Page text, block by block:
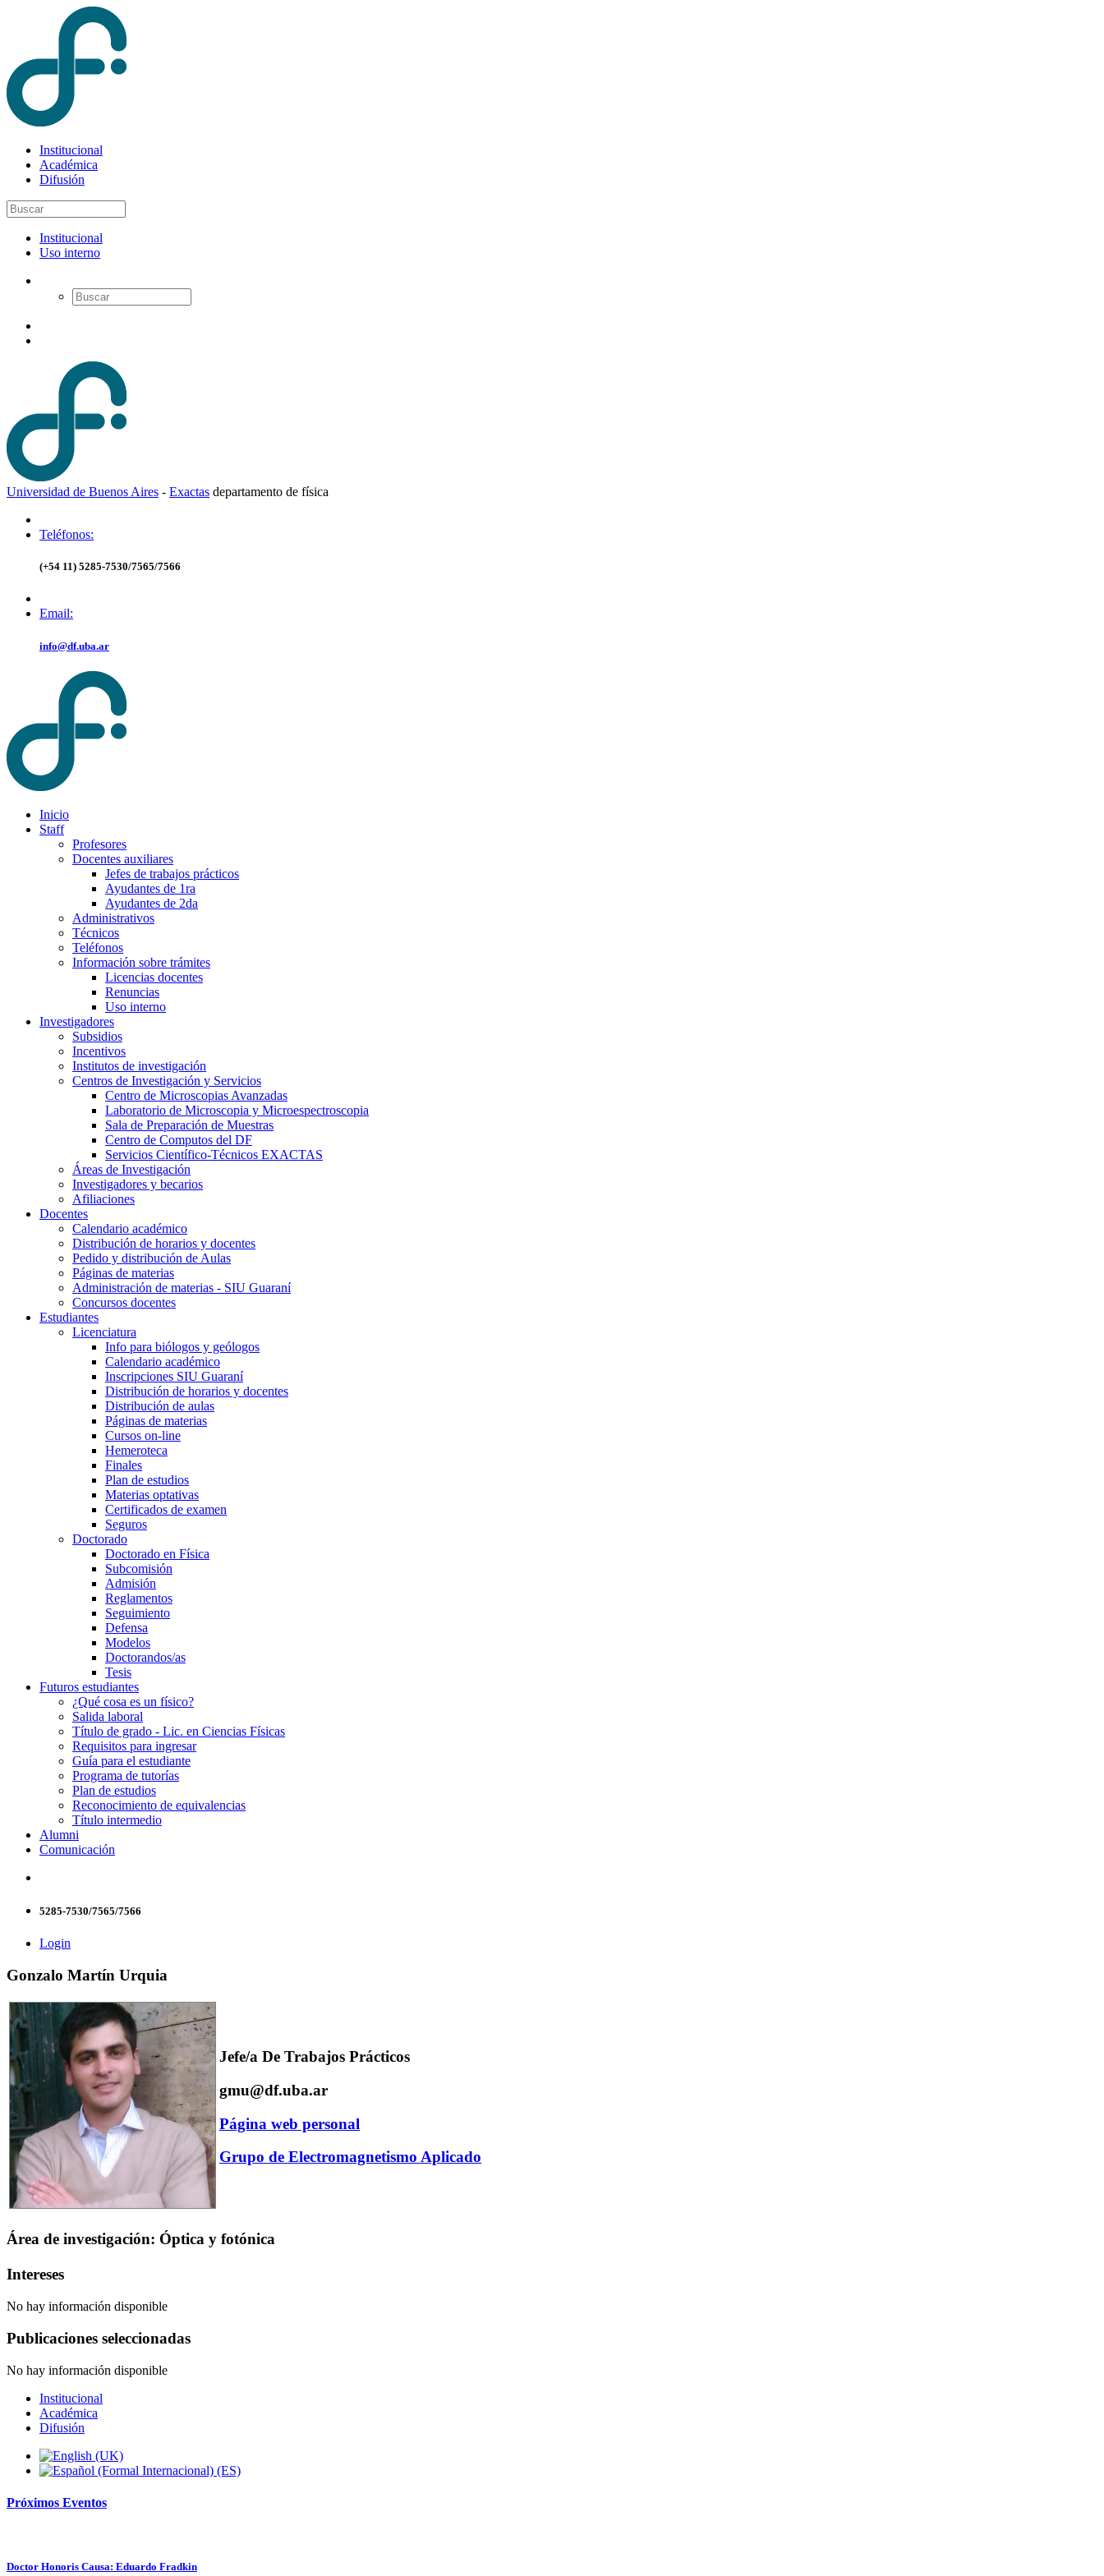
Institucional
Académica
Difusión
Institucional
Uso interno
Universidad de Buenos Aires - Exactas departamento de física
Teléfonos:
(+54 11) 5285-7530/7565/7566
Email:
info@df.uba.ar
Inicio
Staff
Profesores
Docentes auxiliares
Jefes de trabajos prácticos
Ayudantes de 1ra
Ayudantes de 2da
Administrativos
Técnicos
Teléfonos
Información sobre trámites
Licencias docentes
Renuncias
Uso interno
Investigadores
Subsidios
Incentivos
Institutos de investigación
Centros de Investigación y Servicios
Centro de Microscopias Avanzadas
Laboratorio de Microscopia y Microespectroscopia
Sala de Preparación de Muestras
Centro de Computos del DF
Servicios Científico-Técnicos EXACTAS
Áreas de Investigación
Investigadores y becarios
Afiliaciones
Docentes
Calendario académico
Distribución de horarios y docentes
Pedido y distribución de Aulas
Páginas de materias
Administración de materias - SIU Guaraní
Concursos docentes
Estudiantes
Licenciatura
Info para biólogos y geólogos
Calendario académico
Inscripciones SIU Guaraní
Distribución de horarios y docentes
Distribución de aulas
Páginas de materias
Cursos on-line
Hemeroteca
Finales
Plan de estudios
Materias optativas
Certificados de examen
Seguros
Doctorado
Doctorado en Física
Subcomisión
Admisión
Reglamentos
Seguimiento
Defensa
Modelos
Doctorandos/as
Tesis
Futuros estudiantes
¿Qué cosa es un físico?
Salida laboral
Título de grado - Lic. en Ciencias Físicas
Requisitos para ingresar
Guía para el estudiante
Programa de tutorías
Plan de estudios
Reconocimiento de equivalencias
Título intermedio
Alumni
Comunicación
5285-7530/7565/7566
Login
Gonzalo Martín Urquia
Jefe/a De Trabajos Prácticos
gmu@df.uba.ar
Página web personal
Grupo de Electromagnetismo Aplicado
Área de investigación: Óptica y fotónica
Intereses
No hay información disponible
Publicaciones seleccionadas
No hay información disponible
Institucional
Académica
Difusión
Próximos Eventos
Doctor Honoris Causa: Eduardo Fradkin